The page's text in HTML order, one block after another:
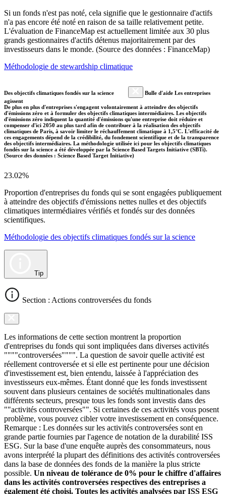
Si un fonds n'est pas noté, cela signifie que le gestionnaire d'actifs
n'a pas encore été noté en raison de sa taille relativement petite.
L'évaluation de FinanceMap est actuellement limitée aux 30 plus
grands gestionnaires d'actifs détenus majoritairement par des
investisseurs dans le monde. (Source des données : FinanceMap)
Méthodologie de stewardship climatique
Des objectifs climatiques fondés sur la science
Bulle d'aide Les entreprises
agissent
De plus en plus d'entreprises s'engagent volontairement à atteindre des objectifs
d'émissions zéro et à formuler des objectifs climatiques intermédiaires. Les objectifs
d'émissions zéro indiquent la quantité d'émissions qu'une entreprise doit réduire et
compenser d'ici 2050 au plus tard afin de contribuer à la réalisation des objectifs
climatiques de Paris, à savoir limiter le réchauffement climatique à 1,5°C. L'efficacité de
ces engagements dépend de la crédibilité, du fondement scientifique et de la transparence
des objectifs intermédiaires. La méthodologie utilisée ici pour les objectifs climatiques
fondés sur la science a été développée par la Science Based Targets Initiative (SBTi).
(Source des données : Science Based Target Initiative)
23.02%
Proportion d'entreprises du fonds qui se sont engagées publiquement
à atteindre des objectifs d'émissions nettes nulles et des objectifs
climatiques intermédiaires vérifiés et fondés sur des données
scientifiques.
Méthodologie des objectifs climatiques fondés sur la science
Tip
Section : Actions controversées du fonds
Les informations de cette section montrent la proportion
d'entreprises du fonds qui sont impliquées dans diverses activités
""""controversées"""". La question de savoir quelle activité est
réellement controversée et si elle est pertinente pour une décision
d'investissement est, bien entendu, laissée à l'appréciation des
investisseurs eux-mêmes. Étant donné que les fonds investissent
souvent dans plusieurs centaines de sociétés multinationales dans
différents secteurs, presque tous les fonds sont investis dans des
""activités controversées"". Si certaines de ces activités vous posent
problème, vous pouvez cibler votre investissement en conséquence.
Remarque : Les données sur les activités controversées sont en
grande partie fournies par l'agence de notation de la durabilité ISS
ESG. Sur la base d'une enquête auprès des consommateurs, nous
avons interprété la plupart des définitions des activités controversées
dans la base de données des fonds de la manière la plus stricte
possible. Un niveau de tolérance de 0% pour le chiffre d'affaires
dans les activités controversées respectives des entreprises a
également été choisi. Toutes les activités analysées par ISS ESG